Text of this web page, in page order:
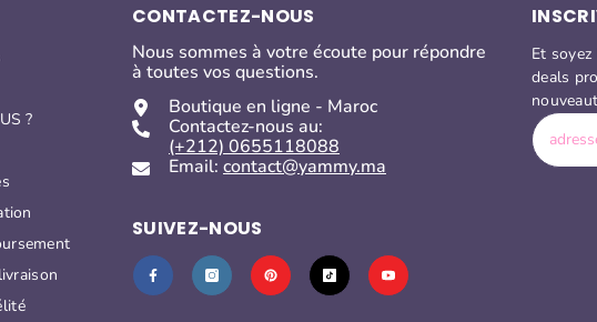
?
CONTACTEZ-NOUS
Nous sommes à votre écoute pour répondre
à toutes vos questions.
Boutique en ligne - Maroc
Contactez-nous au:
(+212) 0655118088
Email: contact@yammy.ma
SUIVEZ-NOUS
Et
deals